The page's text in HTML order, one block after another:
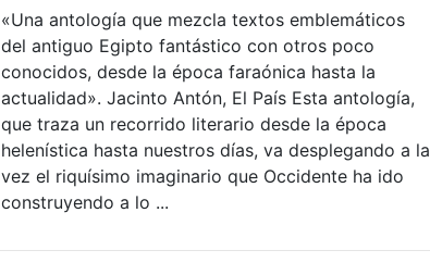
«Una antología que mezcla textos emblemáticos
del antiguo Egipto fantástico con otros poco
conocidos, desde la época faraónica hasta la
actualidad». Jacinto Antón, El País Esta antología,
que traza un recorrido literario desde la época
helenística hasta nuestros días, va desplegando a la
vez el riquísimo imaginario que Occidente ha ido
construyendo a lo ...